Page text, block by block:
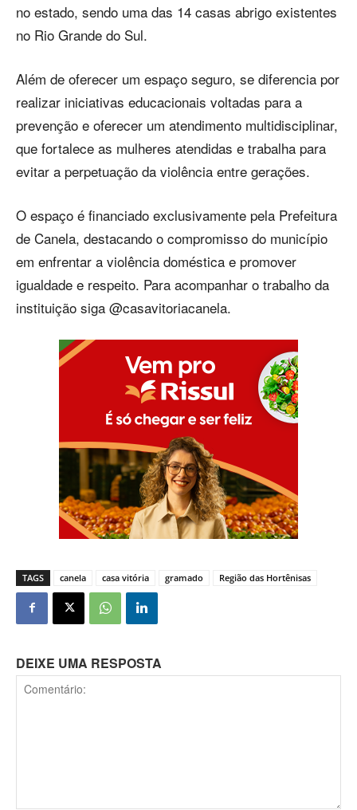
no estado, sendo uma das 14 casas abrigo existentes
no Rio Grande do Sul.
Além de oferecer um espaço seguro, se diferencia por
realizar iniciativas educacionais voltadas para a
prevenção e oferecer um atendimento multidisciplinar,
que fortalece as mulheres atendidas e trabalha para
evitar a perpetuação da violência entre gerações.
O espaço é financiado exclusivamente pela Prefeitura
de Canela, destacando o compromisso do município
em enfrentar a violência doméstica e promover
igualdade e respeito. Para acompanhar o trabalho da
instituição siga @casavitoriacanela.
TAGS canela casa vitória gramado Região das Hortênisas
DEIXE UMA RESPOSTA